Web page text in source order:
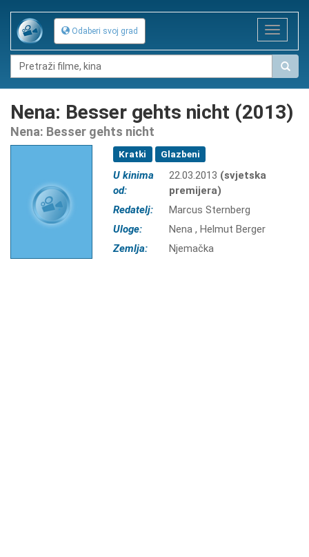
Toggle
Odaberi svoj grad
Nena: Besser gehts nicht (2013)
Nena: Besser gehts nicht
Kratki Glazbeni
U kinima
od:
22.03.2013 (svjetska
premijera)
Redatelj:
Marcus Sternberg
Uloge:
Nena , Helmut Berger
Zemlja:
Njemačka